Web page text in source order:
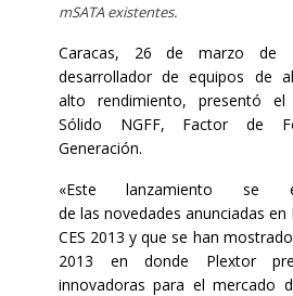
mSATA existentes.
Caracas, 26 de marzo de
desarrollador de equipos de
alto rendimiento, presentó
Sólido NGFF, Factor de
Generación.
«Este lanzamiento se
de las novedades anunciadas
CES 2013 y que se han
2013 en donde Plextor
innovadoras para el mercado